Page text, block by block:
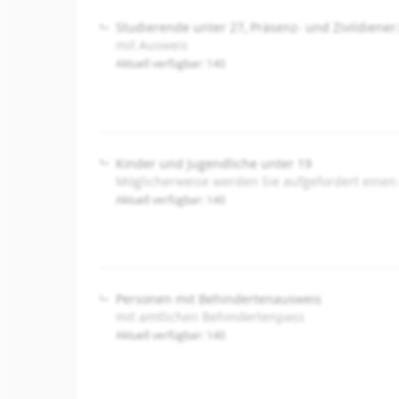
Studierende unter 27, Präsenz- und
mit Ausweis
Aktuell verfügbar: 140
Kinder und Jugendliche unter 19
Möglicherweise werden Sie aufgefordert einen
Aktuell verfügbar: 140
Personen mit Behindertenausweis
mit amtlichen Behindertenpass
Aktuell verfügbar: 140